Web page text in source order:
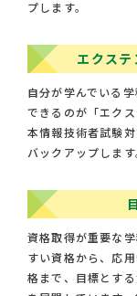
プします。
エクス
自分が学んでいる
できるのが「エク
本情報技術者試験
バックアップします
資格取得が重要な
すい資格から、応
格まで、目標とす